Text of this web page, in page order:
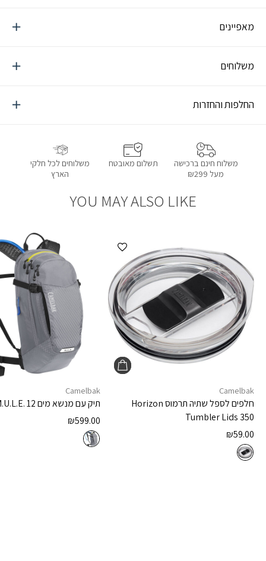
מאפיינים
משלוחים
החלפות והחזרות
משלוח חינם ברכישה
מעל ₪299
תשלום מאובטח
משלוחים לכל חלקי
הארץ
YOU MAY ALSO LIKE
הוספה למועדפים
Camelbak
חלפים לספל שתיה תרמוסHorizon
Tumbler Lids 350
₪59.00
Camelbak
תיק עם מנשא מים12
₪599.00